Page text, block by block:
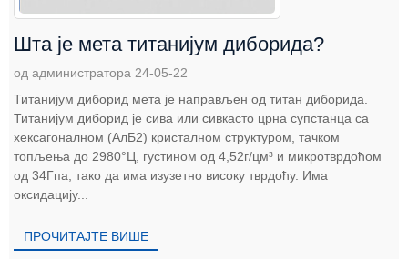
Шта је мета титанијум диборида?
од администратора 24-05-22
Титанијум диборид мета је направљен од титан диборида.
Титанијум диборид је сива или сивкасто црна супстанца са
хексагоналном (АлБ2) кристалном структуром, тачком
топљења до 2980°Ц, густином од 4,52г/цм³ и микротврдоћом
од 34Гпа, тако да има изузетно високу тврдоћу. Има
оксидацију...
ПРОЧИТАЈТЕ ВИШЕ